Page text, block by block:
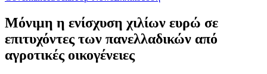
Μόνιμη η ενίσχυση χιλίων ευρώ σε
επιτυχόντες των πανελλαδικών από
αγροτικές οικογένειες